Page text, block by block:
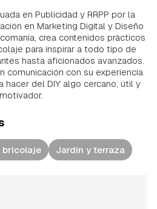
en Publicidad y RRPP por la
en Marketing Digital y Diseño
crea contenidos prácticos
para inspirar a todo tipo de
hasta aficionados avanzados.
comunicación con su experiencia
hacer del DIY algo cercano, útil y
motivador.
bricolaje Jardín y terraza